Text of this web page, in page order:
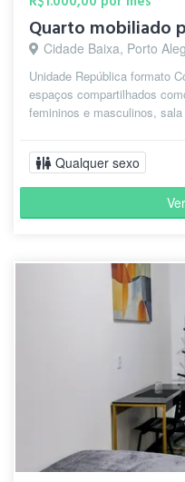
Cidade Baixa, Porto
Unidade República formato
espaços compartilhados
femininos e masculinos,
Qualquer sexo